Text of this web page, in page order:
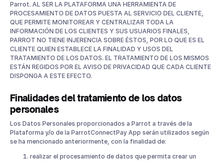
Parrot. AL SER LA PLATAFORMA UNA HERRAMIENTA DE
PROCESAMIENTO DE DATOS PUESTA AL SERVICIO DEL CLIENTE,
QUE PERMITE MONITOREAR Y CENTRALIZAR TODA LA
INFORMACIÓN DE LOS CLIENTES Y SUS USUARIOS FINALES,
PARROT NO TIENE INJERENCIA SOBRE ÉSTOS, POR LO QUE ES EL
CLIENTE QUIEN ESTABLECE LA FINALIDAD Y USOS DEL
TRATAMIENTO DE LOS DATOS. EL TRATAMIENTO DE LOS MISMOS
ESTÁN REGIDOS POR EL AVISO DE PRIVACIDAD QUE CADA CLIENTE
DISPONGA A ESTE EFECTO.
Finalidades del tratamiento de los datos
personales
Los Datos Personales proporcionados a Parrot a través de la
Plataforma y/o de la ParrotConnectPay App serán utilizados según
se ha mencionado anteriormente, con la finalidad de:
realizar el procesamiento de datos que permita crear un